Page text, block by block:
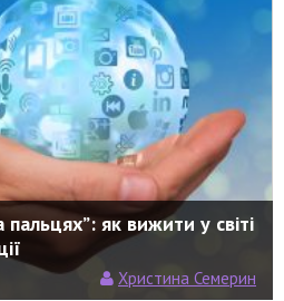
пальцях”: як вижити у світі
Христина Семерин